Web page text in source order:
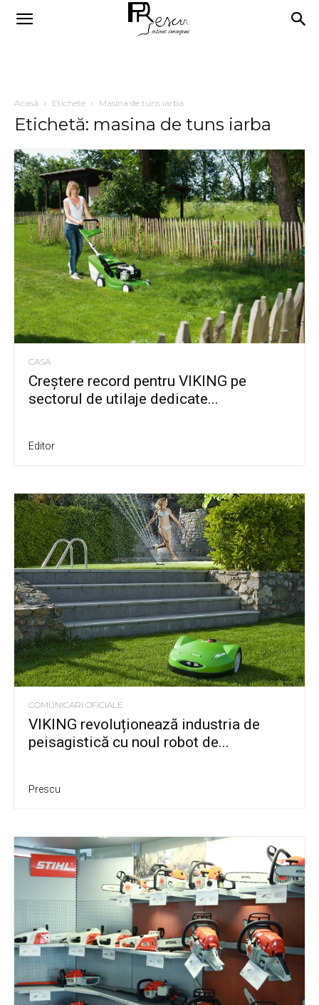
Acasă Etichete Masina de tuns iarba
Etichetă: masina de tuns iarba
CASA
Creștere record pentru VIKING pe
sectorul de utilaje dedicate...
Editor
COMUNICARI OFICIALE
VIKING revoluționează industria de
peisagistică cu noul robot de...
Prescu